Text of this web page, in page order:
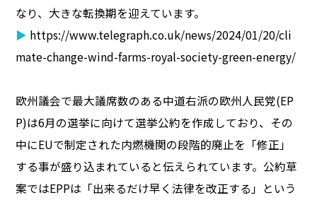
なり、大きな転換期を迎えています。
▶ https://www.telegraph.co.uk/news/2024/01/20/cli
mate-change-wind-farms-royal-society-green-energy/
欧州議会で最大議席数のある中道右派の欧州人民党(EP
P)は6月の選挙に向けて選挙公約を作成しており、その
中にEUで制定された内燃機関の段階的廃止を「修正」
する事が盛り込まれていると伝えられています。公約草
案ではEPPは「出来るだけ早く法律を改正する」という